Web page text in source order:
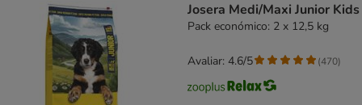
Josera Medi/Maxi Junior Kids
Pack económico: 2 x 12,5 kg
Avaliar: 4.6/5 (470)